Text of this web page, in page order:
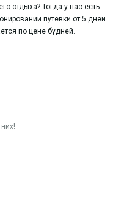
отдыха? Тогда у нас есть
путевки от 5 дней
по цене будней.